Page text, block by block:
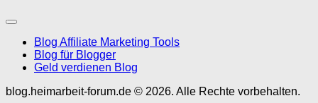
Blog Affiliate Marketing Tools
Blog für Blogger
Geld verdienen Blog
blog.heimarbeit-forum.de © 2026. Alle Rechte vorbehalten.